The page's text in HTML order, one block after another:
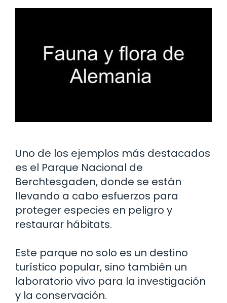
Uno de los ejemplos más destacados
es el Parque Nacional de
Berchtesgaden, donde se están
llevando a cabo esfuerzos para
proteger especies en peligro y
restaurar hábitats.
Este parque no solo es un destino
turístico popular, sino también un
laboratorio vivo para la investigación
y la conservación.